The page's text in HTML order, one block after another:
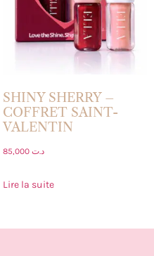
SHINY SHERRY –
COFFRET SAINT-
VALENTIN
د.ت85,000
Lire la suite